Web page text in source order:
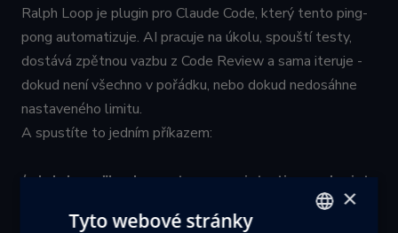
Ralph Loop je plugin pro Claude Code, který tento ping-
pong automatizuje. AI pracuje na úkolu, spouští testy,
dostává zpětnou vazbu z Code Review a sama iteruje -
dokud není všechno v pořádku, nebo dokud nedosáhne
nastaveného limitu.
A spustíte to jedním příkazem:
/ralph-loop "Implement user registration endpoint
and welcome email notification" --max-iterations
×
Tyto webové stránky